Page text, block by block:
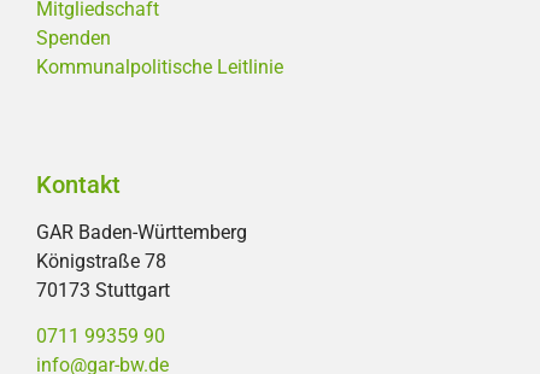
Mitgliedschaft
Spenden
Kommunalpolitische Leitlinie
Kontakt
GAR Baden-Württemberg
Königstraße 78
70173 Stuttgart
0711 99359 90
info@gar-bw.de